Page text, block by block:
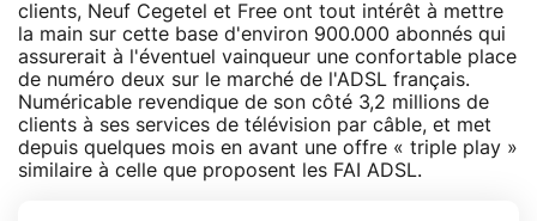
clients, Neuf Cegetel et Free ont tout intérêt à mettre
la main sur cette base d'environ 900.000 abonnés qui
assurerait à l'éventuel vainqueur une confortable place
de numéro deux sur le marché de l'ADSL français.
Numéricable revendique de son côté 3,2 millions de
clients à ses services de télévision par câble, et met
depuis quelques mois en avant une offre « triple play »
similaire à celle que proposent les FAI ADSL.